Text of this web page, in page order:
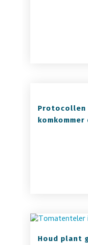
Protocollen
Houd plant